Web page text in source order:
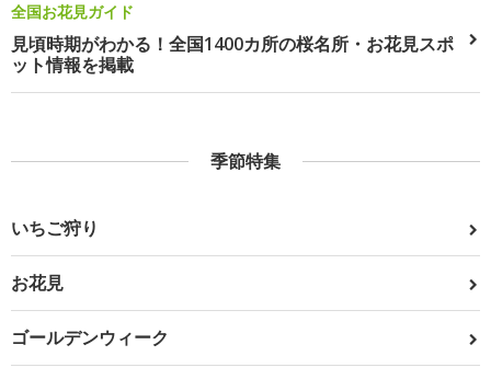
全国お花見ガイド
見頃時期がわかる！全国1400カ所の桜名所・お花見スポ
ット情報を掲載
季節特集
いちご狩り
お花見
ゴールデンウィーク